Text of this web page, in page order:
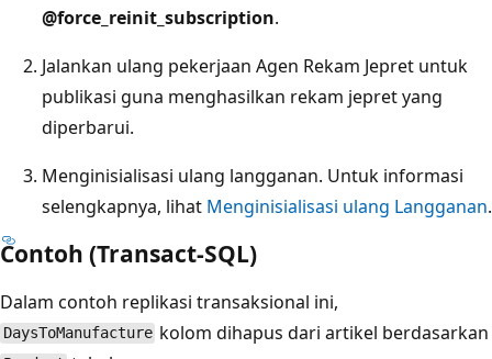
@force_reinit_subscription.
Jalankan ulang pekerjaan Agen Rekam Jepret untuk
publikasi guna menghasilkan rekam jepret yang
diperbarui.
Menginisialisasi ulang langganan. Untuk informasi
selengkapnya, lihat Menginisialisasi ulang Langganan.
Contoh (Transact-SQL)
Dalam contoh replikasi transaksional ini,
DaysToManufacture kolom dihapus dari artikel berdasarkan